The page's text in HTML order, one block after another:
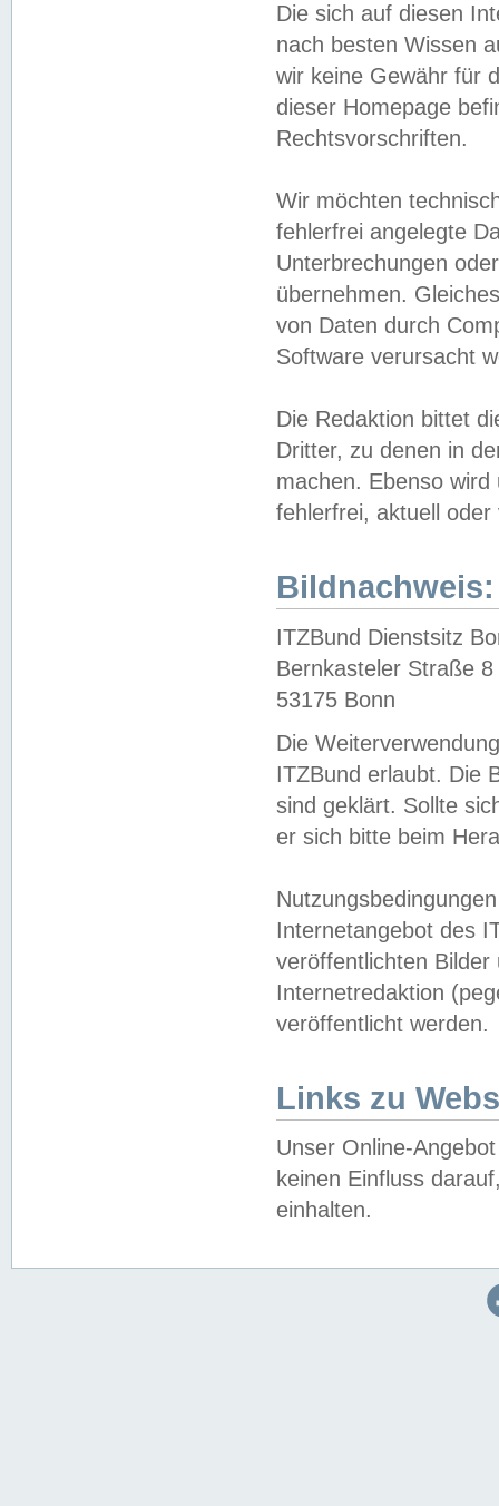
Die sich auf diesen
nach besten Wissen
wir keine Gewähr für
dieser Homepage
Rechtsvorschriften.
Wir möchten
fehlerfrei angelegte
Unterbrechungen
übernehmen.
von Daten durch
Software verursacht
Die Redaktion bittet
Dritter, zu denen in
machen. Ebenso
fehlerfrei, aktuell oder
Bildnachweis:
ITZBund Dienstsitz
Bernkasteler Straße 8
53175 Bonn
Die
ITZBund erlaubt. Die
sind geklärt. Sollte
er sich bitte beim
Internetangebot des
veröffentlichten
Internetredaktion
veröffentlicht werden.
Links zu
Unser Online-
keinen Einfluss
einhalten.